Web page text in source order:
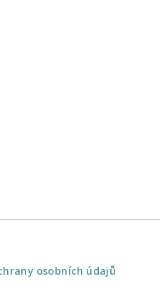
osobních údajů